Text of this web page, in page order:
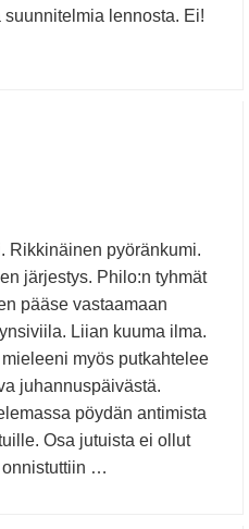
lennosta. Ei!
Rikkinäinen pyöränkumi.
järjestys. Philo:n tyhmät
pääse vastaamaan
Liian kuuma ilma.
myös putkahtelee
juhannuspäivästä.
pöydän antimista
Osa jutuista ei ollut
onnistuttiin …